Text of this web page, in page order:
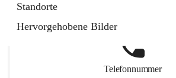
Standorte
Hervorgehobene Bilder
Telefonnummer